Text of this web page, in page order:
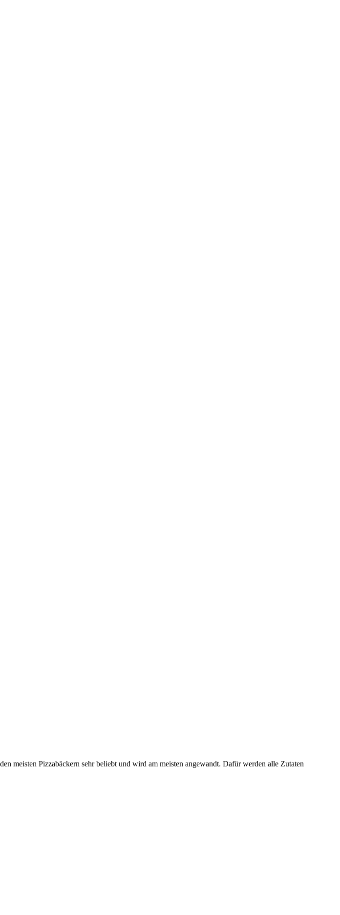
meisten Pizzabäckern sehr beliebt und wird am meisten angewandt. Dafür werden alle Zutaten